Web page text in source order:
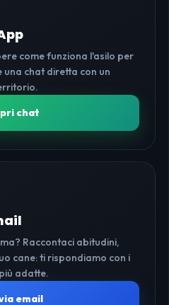
come funziona l'asilo per
una chat diretta con un
chat
Raccontaci abitudini,
cane: ti rispondiamo con i
adatte.
email